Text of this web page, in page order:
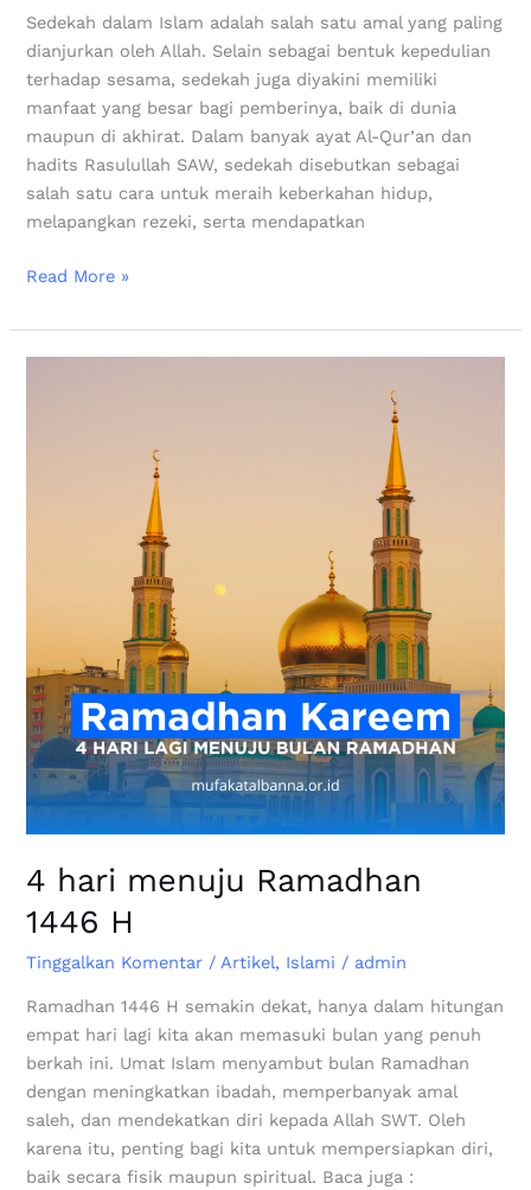
Sedekah dalam Islam adalah salah satu amal yang paling
dianjurkan oleh Allah. Selain sebagai bentuk kepedulian
terhadap sesama, sedekah juga diyakini memiliki
manfaat yang besar bagi pemberinya, baik di dunia
maupun di akhirat. Dalam banyak ayat Al-Qur’an dan
hadits Rasulullah SAW, sedekah disebutkan sebagai
salah satu cara untuk meraih keberkahan hidup,
melapangkan rezeki, serta mendapatkan
Read More »
4 hari menuju Ramadhan
1446 H
Tinggalkan Komentar / Artikel, Islami / admin
Ramadhan 1446 H semakin dekat, hanya dalam hitungan
empat hari lagi kita akan memasuki bulan yang penuh
berkah ini. Umat Islam menyambut bulan Ramadhan
dengan meningkatkan ibadah, memperbanyak amal
saleh, dan mendekatkan diri kepada Allah SWT. Oleh
karena itu, penting bagi kita untuk mempersiapkan diri,
baik secara fisik maupun spiritual. Baca juga :